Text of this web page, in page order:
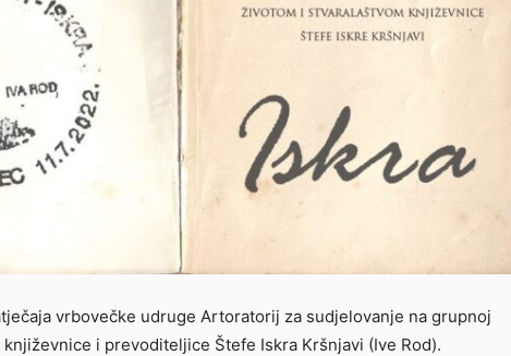
vrbovečke udruge Artoratorij za sudjelovanje na grupnoj
i prevoditeljice Štefe Iskra Kršnjavi (Ive Rod).